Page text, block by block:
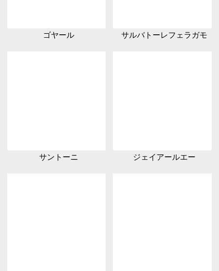
ゴヤール サルバトーレフェラガモ
サントーニ ジェイアールエー